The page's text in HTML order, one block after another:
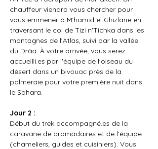
chauffeur viendra vous chercher pour
vous emmener à M'hamid el Ghizlane en
traversant le col de Tizi n'Tichka dans les
montagnes de l'Atlas, suivi par la vallée
du Drâa. À votre arrivée, vous serez
accueilli.es par l'équipe de l'oiseau du
désert dans un bivouac près de la
palmeraie pour votre première nuit dans
le Sahara.
Jour 2 :
Début du trek accompagné.es de la
caravane de dromadaires et de l'équipe
(chameliers, guides et cuisiniers). Vous